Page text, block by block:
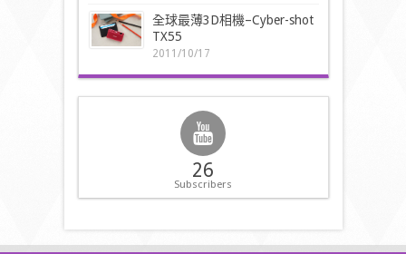
全球最薄3D相機–Cyber-shot
TX55
2011/10/17
26
Subscribers